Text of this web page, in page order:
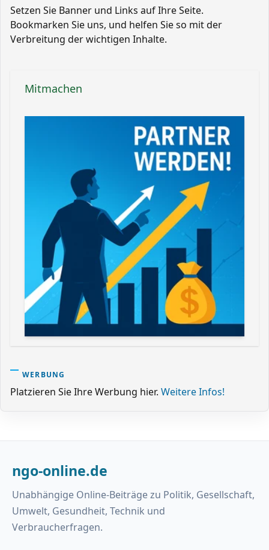
Setzen Sie Banner und Links auf Ihre Seite.
Bookmarken Sie uns, und helfen Sie so mit der
Verbreitung der wichtigen Inhalte.
Mitmachen
WERBUNG
Platzieren Sie Ihre Werbung hier. Weitere Infos!
ngo-online.de
Unabhängige Online-Beiträge zu Politik, Gesellschaft,
Umwelt, Gesundheit, Technik und
Verbraucherfragen.